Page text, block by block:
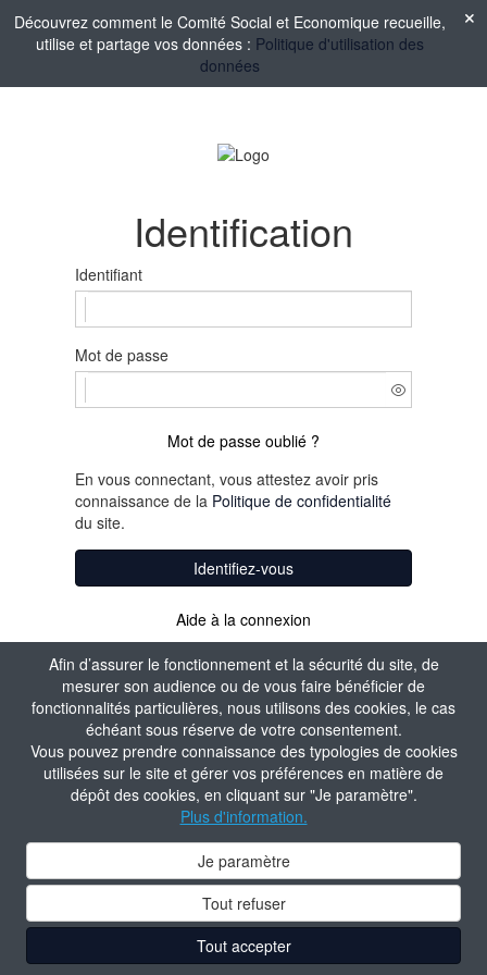
Afin d’assurer le fonctionnement et la sécurité du site, de
mesurer son audience ou de vous faire bénéficier de
fonctionnalités particulières, nous utilisons des cookies, le cas
échéant sous réserve de votre consentement.
Vous pouvez prendre connaissance des typologies de cookies
utilisées sur le site et gérer vos préférences en matière de
dépôt des cookies, en cliquant sur "Je paramètre".
Plus d'information.
Je paramètre
Tout refuser
Tout accepter
Découvrez comment le Comité Social et Economique recueille,
utilise et partage vos données : Politique d'utilisation des
données
Identification
Identifiant
Mot de passe
Mot de passe oublié ?
En vous connectant, vous attestez avoir pris
connaissance de la Politique de confidentialité
du site.
Identifiez-vous
Aide à la connexion